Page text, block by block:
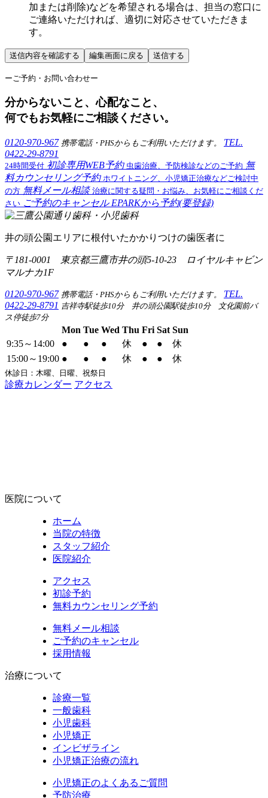
加または削除)などを希望される場合は、担当の窓口に
ご連絡いただければ、適切に対応させていただきま
す。
ーご予約・お問い合わせー
分からないこと、心配なこと、
何でもお気軽にご相談ください。
0120-970-967 携帯電話・PHSからもご利用いただけます。
TEL.
0422-29-8791
24時間受付 初診専用WEB予約 虫歯治療、予防検診などのご予約 無
料カウンセリング予約 ホワイトニング、小児矯正治療などご検討中
の方 無料メール相談 治療に関する疑問・お悩み、お気軽にご相談くだ
さい ご予約のキャンセル EPARKから予約(要登録)
井の頭公園エリアに根付いたかかりつけの歯医者に
〒181-0001 東京都三鷹市井の頭5-10-23 ロイヤルキャビン
マルナカ1F
0120-970-967 携帯電話・PHSからもご利用いただけます。
TEL.
0422-29-8791 吉祥寺駅徒歩10分 井の頭公園駅徒歩10分 文化園前バ
ス停徒歩7分
Mon Tue Wed Thu Fri Sat Sun
9:35～14:00
● ● ● 休 ● ●
休
15:00～19:00 ● ● ● 休 ● ● 休
休診日：木曜、日曜、祝祭日
診療カレンダー アクセス
医院について
ホーム
当院の特徴
スタッフ紹介
医院紹介
アクセス
初診予約
無料カウンセリング予約
無料メール相談
ご予約のキャンセル
採用情報
治療について
診療一覧
一般歯科
小児歯科
小児矯正
インビザライン
小児矯正治療の流れ
小児矯正のよくあるご質問
予防治療